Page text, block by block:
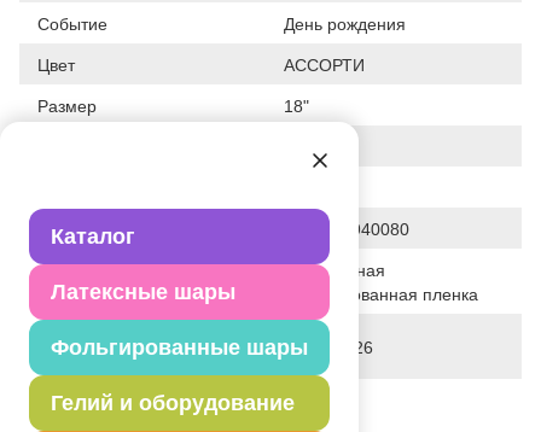
Каталог
Латексные шары
Фольгированные шары
Гелий и оборудование
Событие День рождения
Цвет АССОРТИ
Размер 18"
Штрих код 4610415940080
Исходный материал
Полимерная
фольгированная пленка
элемента
31-03-2026
Вес 10.500 г